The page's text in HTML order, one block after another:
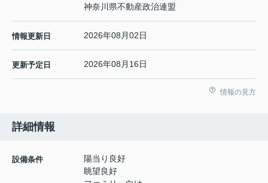
神奈川県不動産政治連盟
情報更新日 2026年08月02日
更新予定日 2026年08月16日
情報の見方
詳細情報
設備条件
陽当り良好
眺望良好